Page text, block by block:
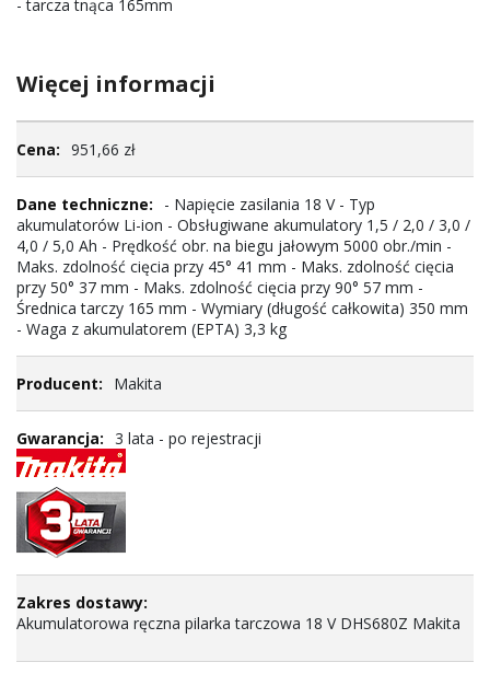
- tarcza tnąca 165mm
Więcej informacji
informacji951,66 zł
- Napięcie zasilania 18 V - Typ
akumulatorów Li-ion - Obsługiwane akumulatory 1,5 / 2,0 / 3,0 /
4,0 / 5,0 Ah - Prędkość obr. na biegu jałowym 5000 obr./min -
Maks. zdolność cięcia przy 45° 41 mm - Maks. zdolność cięcia
przy 50° 37 mm - Maks. zdolność cięcia przy 90° 57 mm -
Średnica tarczy 165 mm - Wymiary (długość całkowita) 350 mm
- Waga z akumulatorem (EPTA) 3,3 kg
Makita
3 lata - po rejestracji
Akumulatorowa ręczna pilarka tarczowa 18 V DHS680Z Makita